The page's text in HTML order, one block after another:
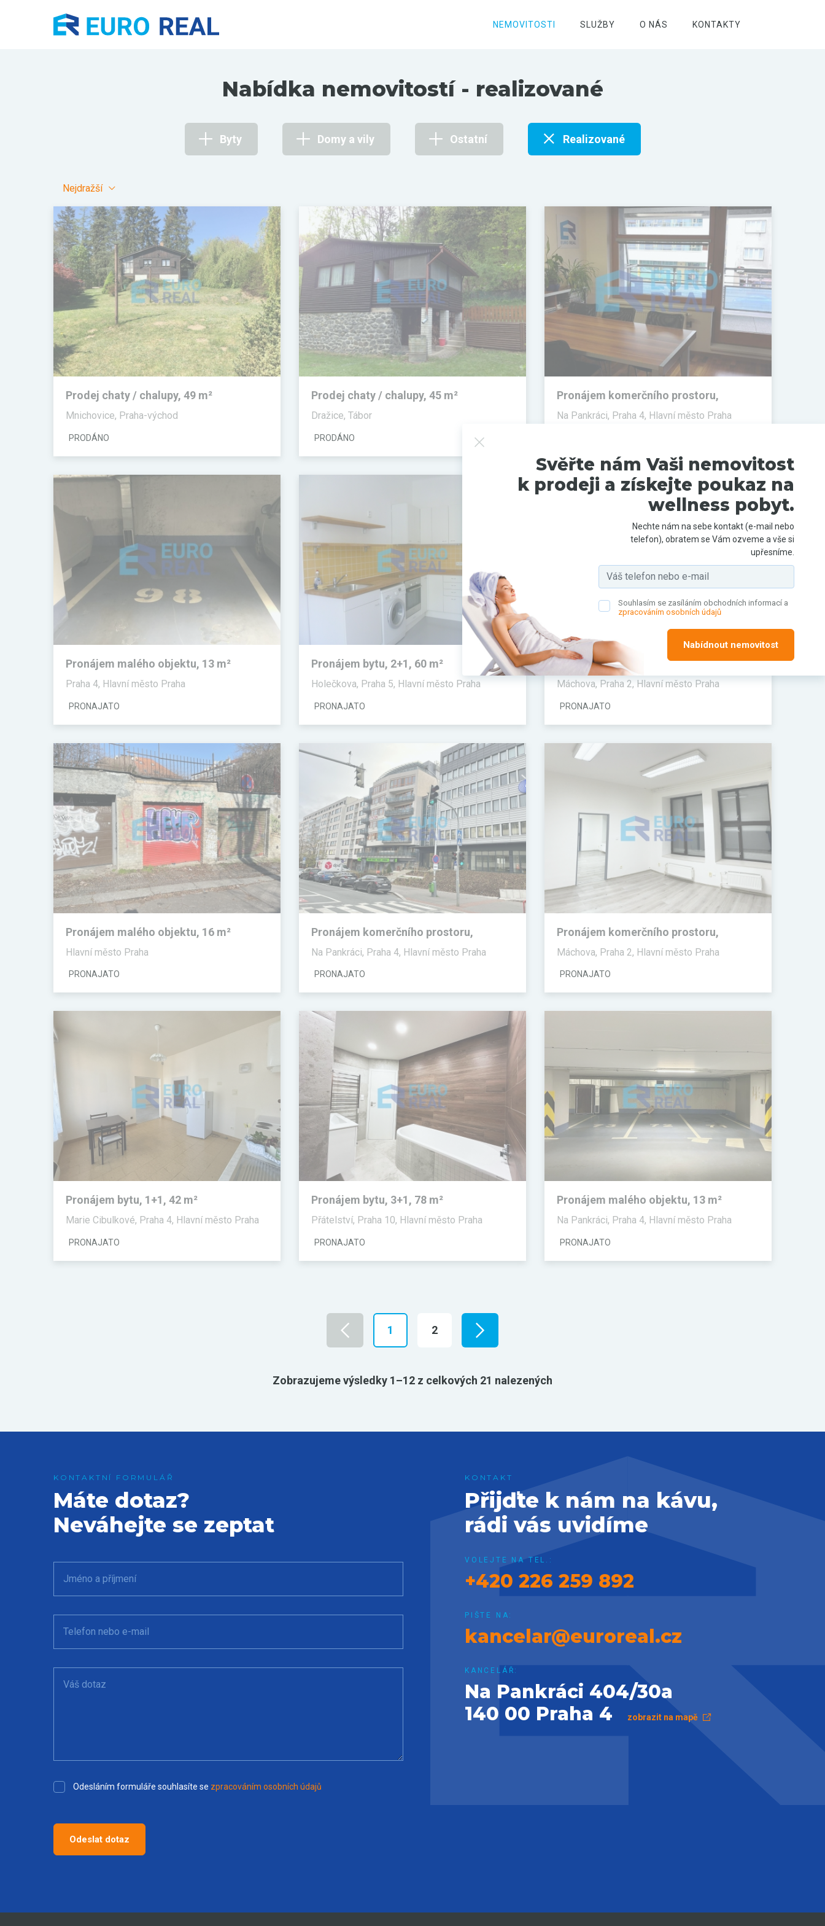
NEMOVITOSTI SLUŽBY O NÁS KONTAKTY
Nabídka nemovitostí - realizované
Byty Domy a vily Ostatní Realizované
Nejdražší
Prodej chaty / chalupy, 49 m²
Mnichovice, Praha-východ
PRODÁNO
Prodej chaty / chalupy, 45 m²
Dražice, Tábor
PRODÁNO
Pronájem komerčního prostoru,
Na Pankráci, Praha 4, Hlavní město Praha
Pronájem malého objektu, 13 m²
Praha 4, Hlavní město Praha
PRONAJATO
Pronájem bytu, 2+1, 60 m²
Holečkova, Praha 5, Hlavní město Praha
PRONAJATO
Pronájem komerčního prostoru,
Kanceláře, 30 m²
Máchova, Praha 2, Hlavní město Praha
PRONAJATO
Pronájem malého objektu, 16 m²
Hlavní město Praha
PRONAJATO
Pronájem komerčního prostoru,
Na Pankráci, Praha 4, Hlavní město Praha
PRONAJATO
Pronájem komerčního prostoru,
Máchova, Praha 2, Hlavní město Praha
PRONAJATO
Pronájem bytu, 1+1, 42 m²
Marie Cibulkové, Praha 4, Hlavní město Praha
PRONAJATO
Pronájem bytu, 3+1, 78 m²
Přátelství, Praha 10, Hlavní město Praha
PRONAJATO
Pronájem malého objektu, 13 m²
Na Pankráci, Praha 4, Hlavní město Praha
PRONAJATO
1 2
Zobrazujeme výsledky 1–12 z celkových 21 nalezených
Máte dotaz?
Neváhejte se zeptat
Jméno a příjmení
Telefon nebo e-mail
Váš dotaz
Odesláním formuláře souhlasíte se zpracováním osobních údajů
Odeslat dotaz
Přijďte k nám na kávu,
rádi vás uvidíme
VOLEJTE NA TEL.:
+420 226 259 892
PIŠTE NA:
kancelar@euroreal.cz
KANCELÁŘ:
Na Pankráci 404/30a
140 00 Praha 4
zobrazit na mapě
Svěřte nám Vaši nemovitost
k prodeji a získejte poukaz na
wellness pobyt.
Nechte nám na sebe kontakt (e-mail nebo
telefon), obratem se Vám ozveme a vše si
upřesníme.
Souhlasím se zasíláním obchodních informací a
zpracováním osobních údajů
Nabídnout nemovitost